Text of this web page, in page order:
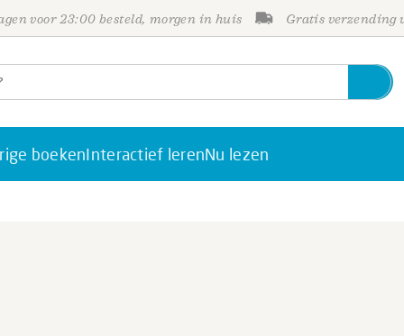
voor 23:00 besteld, morgen in huis Gratis verzending
boekenInteractief lerenNu lezen